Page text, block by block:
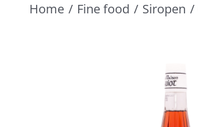
Home Fine food Siropen